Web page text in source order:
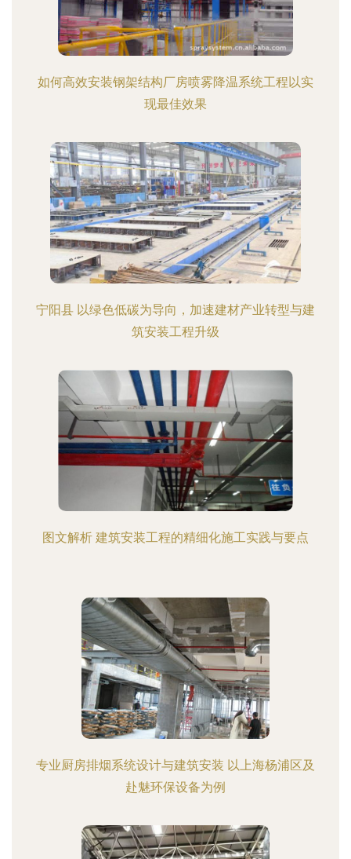
如何高效安装钢架结构厂房喷雾降温系统工程以实
现最佳效果
宁阳县 以绿色低碳为导向，加速建材产业转型与建
筑安装工程升级
图文解析 建筑安装工程的精细化施工实践与要点
专业厨房排烟系统设计与建筑安装 以上海杨浦区及
赴魅环保设备为例